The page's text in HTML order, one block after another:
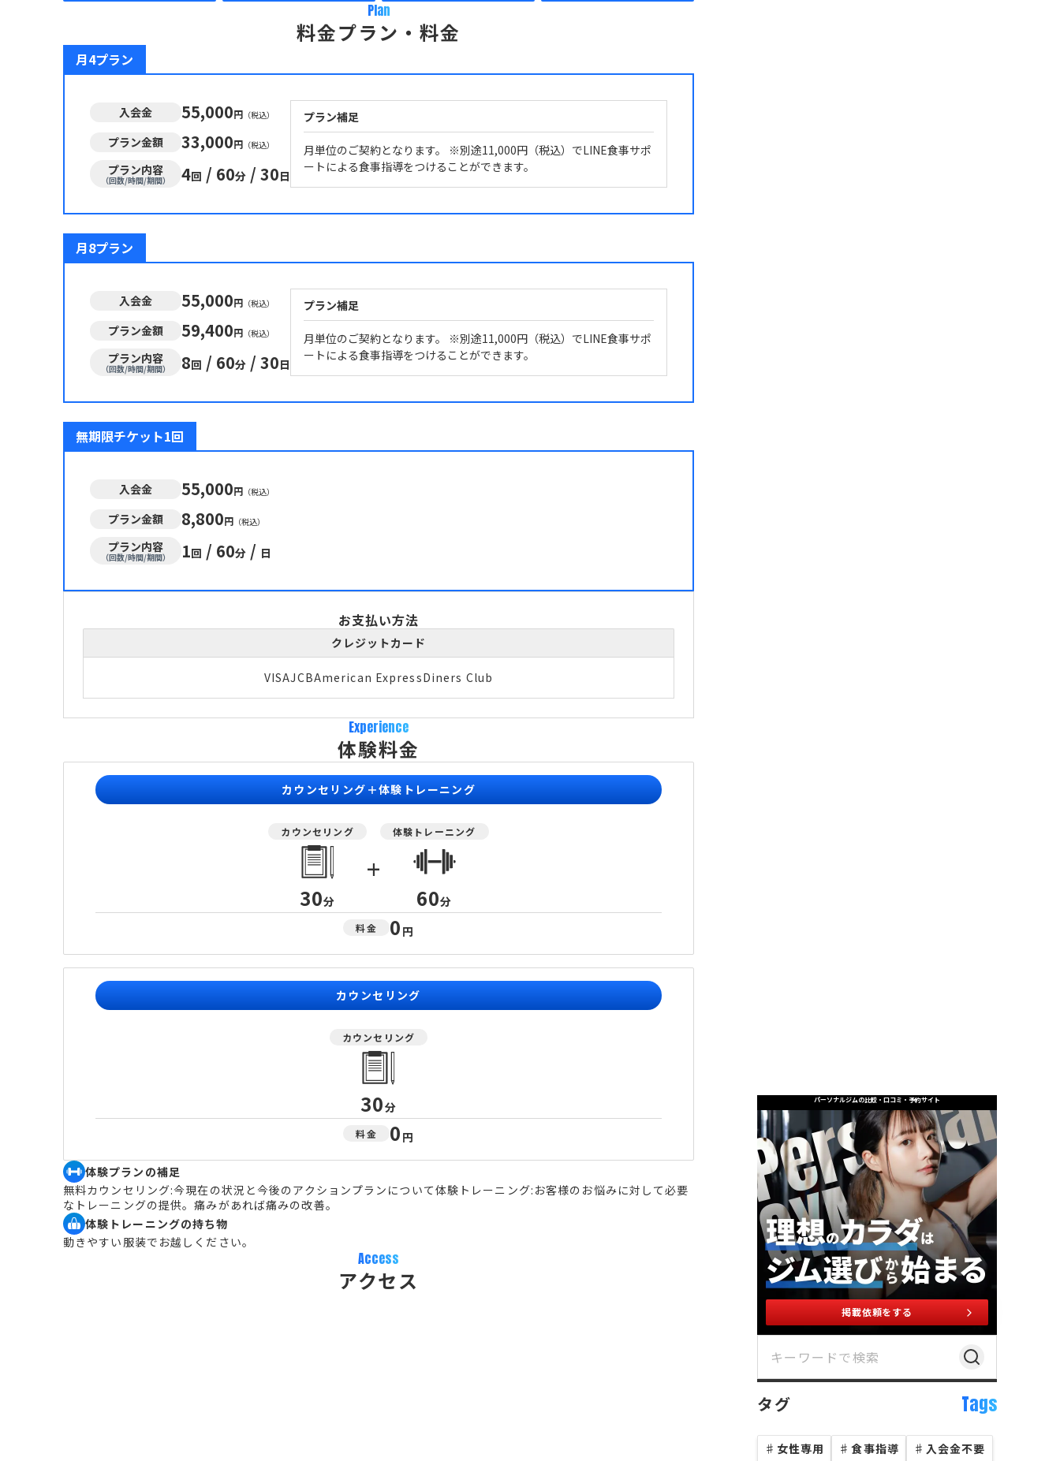
Plan
料金プラン・料金
月4プラン
入会金 55,000円 （税込）
プラン金額 33,000円 （税込）
プラン内容
（回数/時間/期間） 4回 / 60分 / 30日
プラン補足
月単位のご契約となります。 ※別途11,000円（税込）でLINE食事サポ
ートによる食事指導をつけることができます。
月8プラン
入会金 55,000円 （税込）
プラン金額 59,400円 （税込）
プラン内容
（回数/時間/期間） 8回 / 60分 / 30日
プラン補足
月単位のご契約となります。 ※別途11,000円（税込）でLINE食事サポ
ートによる食事指導をつけることができます。
無期限チケット1回
入会金 55,000円 （税込）
プラン金額 8,800円 （税込）
プラン内容
（回数/時間/期間） 1回 / 60分 / 日
お支払い方法
クレジットカード
VISAJCBAmerican ExpressDiners Club
Experience
体験料金
カウンセリング＋体験トレーニング
カウンセリング
30分
+
体験トレーニング
60分
料金 0 円
カウンセリング
カウンセリング
30分
料金 0 円
体験プランの補足
無料カウンセリング:今現在の状況と今後のアクションプランについて体験トレーニング:お客様のお悩みに対して必要
なトレーニングの提供。痛みがあれば痛みの改善。
体験トレーニングの持ち物
動きやすい服装でお越しください。
Access
アクセス パーソナルジムの比較・口コミ・予約サイト